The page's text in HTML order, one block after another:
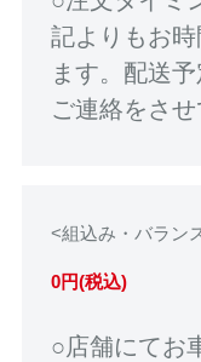
記よりもお
ます。配送
ご連絡をさせ
<組込み・バラン
0円(税込)
○店舗にてお